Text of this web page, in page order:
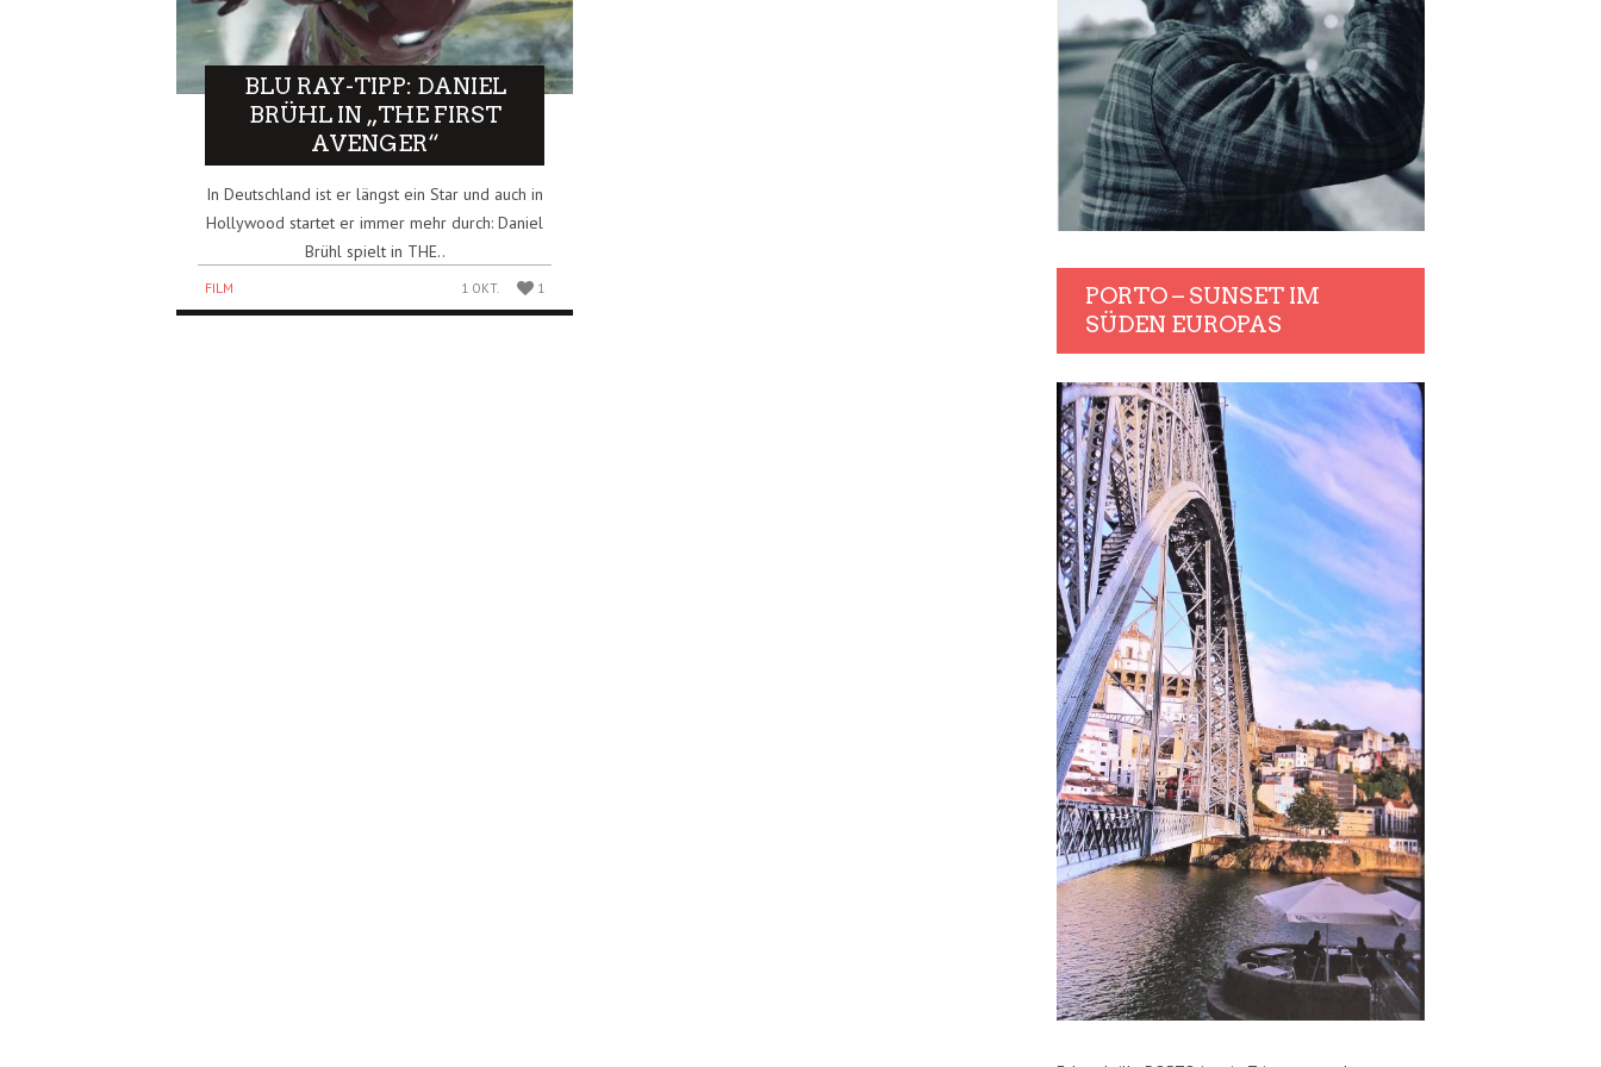
BLU RAY-TIPP: DANIEL
BRÜHL IN „THE FIRST
AVENGER“
In Deutschland ist er längst ein Star und auch in
Hollywood startet er immer mehr durch: Daniel
Brühl spielt in THE..
FILM 1 OKT. 1
PORTO – SUNSET IM
SÜDEN EUROPAS